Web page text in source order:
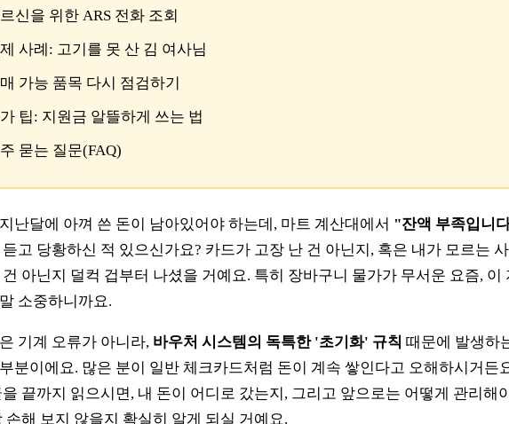
신을 위한 ARS 전화 조회
사례: 고기를 못 산 김 여사님
가능 품목 다시 점검하기
팁: 지원금 알뜰하게 쓰는 법
묻는 질문(FAQ)
난달에 아껴 쓴 돈이 남아있어야 하는데, 마트 계산대에서 "잔액 부족입니
고 당황하신 적 있으신가요? 카드가 고장 난 건 아닌지, 혹은 내가 모르는
건 아닌지 덜컥 겁부터 나셨을 거예요. 특히 장바구니 물가가 무서운 요즘, 이
소중하니까요.
기계 오류가 아니라, 바우처 시스템의 독특한 '초기화' 규칙 때문에 발생하
분이에요. 많은 분이 일반 체크카드처럼 돈이 계속 쌓인다고 오해하시거든
을 끝까지 읽으시면, 내 돈이 어디로 갔는지, 그리고 앞으로는 어떻게 관리해
손해 보지 않을지 확실히 알게 되실 거예요.